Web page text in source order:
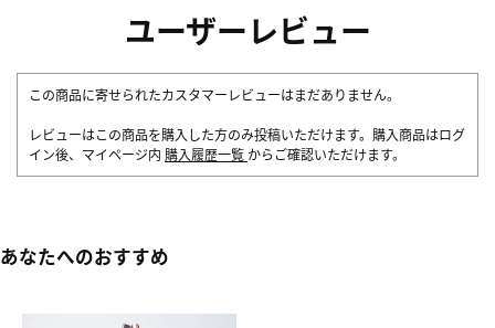
ユーザーレビュー
この商品に寄せられたカスタマーレビューはまだありません。
レビューはこの商品を購入した方のみ投稿いただけます。購入商品はログ
イン後、マイページ内 購入履歴一覧 からご確認いただけます。
あなたへのおすすめ